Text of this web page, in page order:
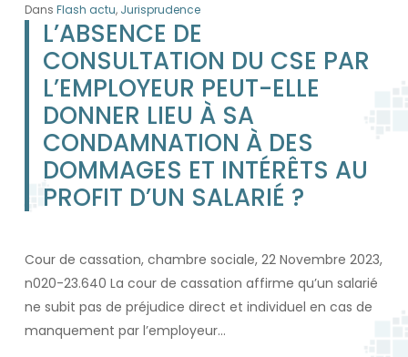
Dans Flash actu, Jurisprudence
L’ABSENCE DE
CONSULTATION DU CSE PAR
L’EMPLOYEUR PEUT-ELLE
DONNER LIEU À SA
CONDAMNATION À DES
DOMMAGES ET INTÉRÊTS AU
PROFIT D’UN SALARIÉ ?
Cour de cassation, chambre sociale, 22 Novembre 2023,
n020-23.640 La cour de cassation affirme qu’un salarié
ne subit pas de préjudice direct et individuel en cas de
manquement par l’employeur…